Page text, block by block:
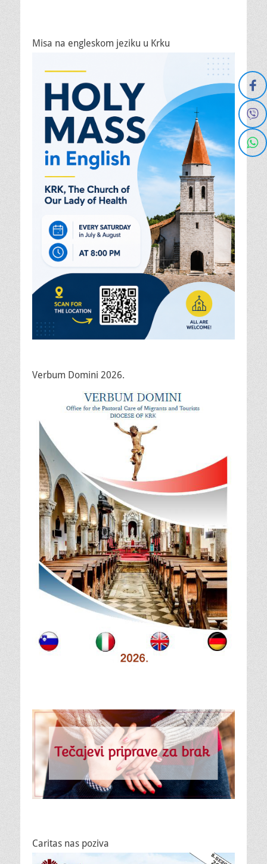
Misa na engleskom jeziku u Krku
Verbum Domini 2026.
Caritas nas poziva